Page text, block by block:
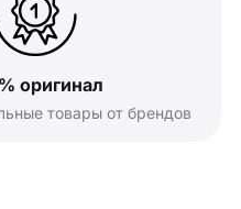
оригинал
товары от брендов